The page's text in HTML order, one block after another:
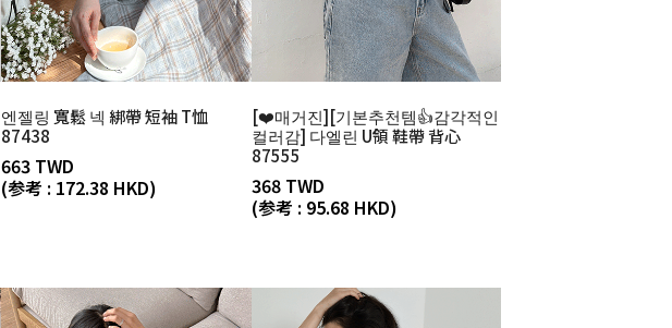
ZEROFIT
엔젤링 寬鬆 넥 綁帶 短袖 T恤
87438
663 TWD
(参考 : 172.38 HKD)
[❤️매거진][기본추천템👍감각적인
컬러감] 다엘린 U領 鞋帶 背心
87555
368 TWD
(参考 : 95.68 HKD)